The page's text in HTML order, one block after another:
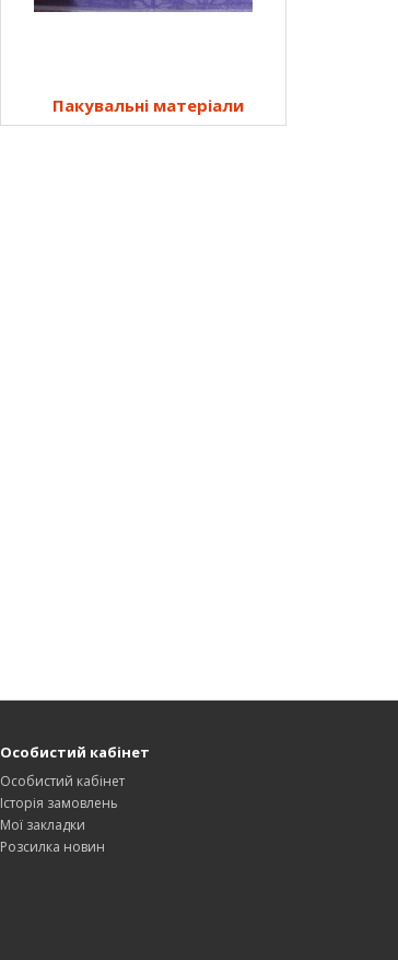
Пакувальні матеріали
Особистий кабінет
Особистий кабінет
Історія замовлень
Мої закладки
Розсилка новин